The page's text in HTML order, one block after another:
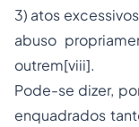
3) atos
abuso
outrem[viii].
Pode-se dizer,
enquadrados